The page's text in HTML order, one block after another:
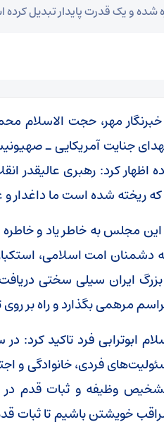
و یک قدرت پایدار تبدیل
مهر، حجت الاسلام
اظهار کرد: رهبری عالیقدر
ریخته شده است ما داغدار و
مجلس به خاطر یاد و
ایران سیلی سختی دریافت
مرهمی بگذارد و راه بر
ابوترابی فرد تاکید کرد:
فردی، خانوادگی و
وظیفه و ثبات قدم در
خویشتن باشیم تا ثبات